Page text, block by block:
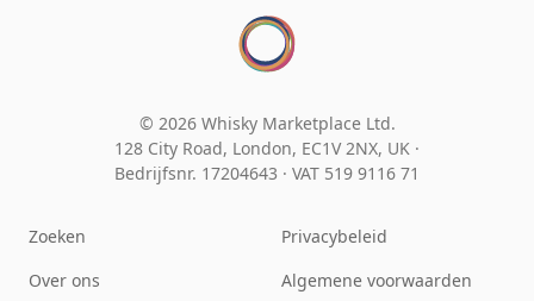
© 2026 Whisky Marketplace Ltd.
128 City Road, London, EC1V 2NX, UK ·
Bedrijfsnr. 17204643 · VAT 519 9116 71
Zoeken
Over ons
Privacybeleid
Algemene voorwaarden